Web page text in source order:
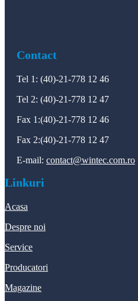
Contact
Tel 1: (40)-21-778 12 46
Tel 2: (40)-21-778 12 47
Fax 1:(40)-21-778 12 46
Fax 2:(40)-21-778 12 47
E-mail: contact@wintec.com.ro
Linkuri
Acasa
Despre noi
Service
Producatori
Magazine